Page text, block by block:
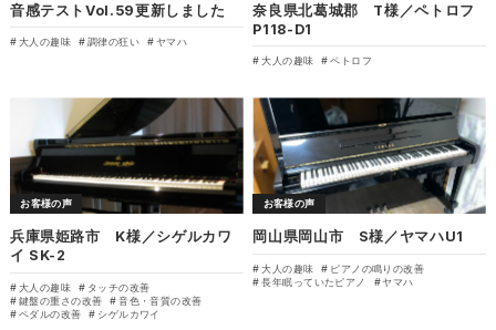
音感テストVol.59更新しました
大人の趣味 調律の狂い ヤマハ
奈良県北葛城郡 T様／ペトロフ
P118-D1
大人の趣味 ペトロフ
お客様の声
兵庫県姫路市 K様／シゲルカワ
イ SK-2
大人の趣味
タッチの改善
鍵盤の重さの改善
音色・音質の改善
ペダルの改善
シゲルカワイ
お客様の声
岡山県岡山市 S様／ヤマハU1
大人の趣味
ピアノの鳴りの改善
長年眠っていたピアノ
ヤマハ